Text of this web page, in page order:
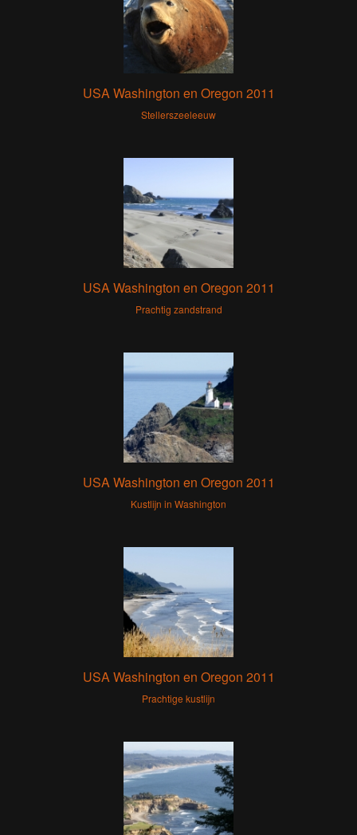
USA Washington en Oregon 2011
Stellerszeeleeuw
USA Washington en Oregon 2011
Prachtig zandstrand
USA Washington en Oregon 2011
Kustlijn in Washington
USA Washington en Oregon 2011
Prachtige kustlijn